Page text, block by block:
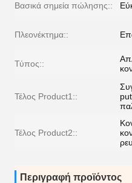
Βασικά σημεία πώλησης::
Πλεονέκτημα::
Τύπος::
Τέλος Product1::
Τέλος Product2::
Περιγραφή προϊόντος